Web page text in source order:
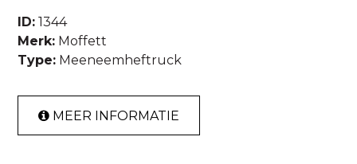
ID: 1344
Merk: Moffett
Type: Meeneemheftruck
MEER INFORMATIE